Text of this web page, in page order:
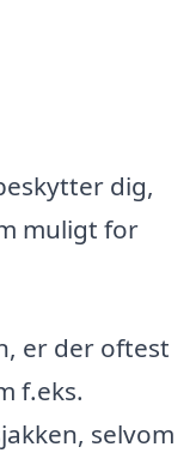
dig,
muligt for
er der oftest
f.eks.
selvom